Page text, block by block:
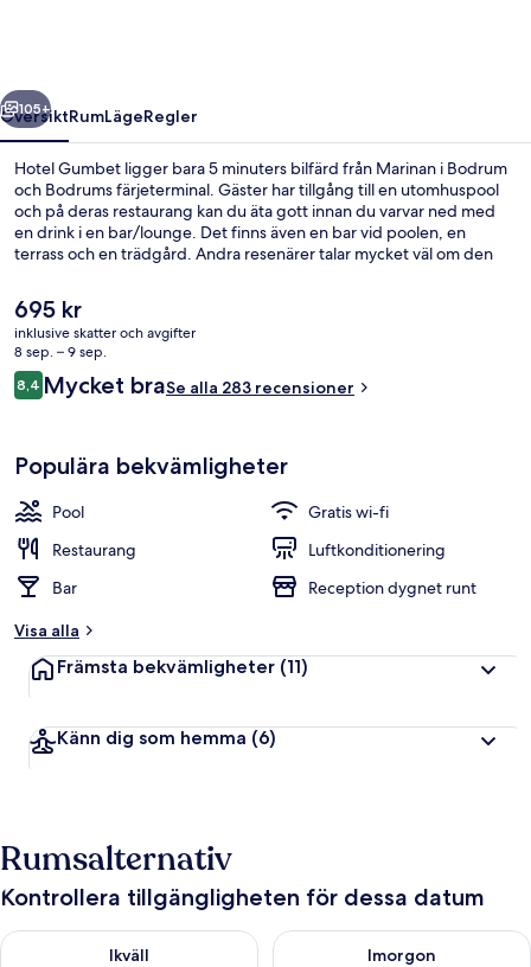
Nästa
105+
ÖversiktRumLägeRegler
Hotel Gumbet ligger bara 5 minuters bilfärd från Marinan i Bodrum
och Bodrums färjeterminal. Gäster har tillgång till en utomhuspool
och på deras restaurang kan du äta gott innan du varvar ned med
en drink i en bar/lounge. Det finns även en bar vid poolen, en
terrass och en trädgård. Andra resenärer talar mycket väl om den
Det
nuvarande
priset
är
695 kr
695 kr
inklusive skatter och avgifter
8 sep. – 9 sep.
Recensioner
8,48,4 av 10,
Mycket braSe alla 283 recensioner
Populära bekvämligheter
Pool
Gratis wi-fi
Restaurang
Luftkonditionering
Bar
Reception dygnet runt
Visa alla
Främsta bekvämligheter (11)
Känn dig som hemma (6)
Rumsalternativ
Kontrollera tillgängligheten för dessa datum
Ikväll
Kontrollera tillgängligheten för ikväll aug. 8 - aug. 9
Imorgon
Kontrollera tillgängligheten